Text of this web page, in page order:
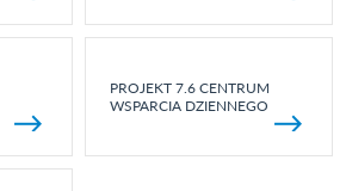
PROJEKT 7.6 CENTRUM
WSPARCIA DZIENNEGO